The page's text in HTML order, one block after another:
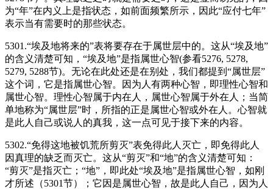
为“年”在内义上是指状态，如前面频繁所示，因此“应付七年”
表示当有需要时的那些状态。
5301.“埃及地将来的”表将要存在于属世层中的。这从“埃及地”
的含义清楚可知，“埃及地”是指属世心智(参看5276, 5278,
5279, 5288节)。无论在此处还是在别处，我们都提到“属世层”
这个词，它是指属世心智。因为人有两种心智，即理性心智和
属世心智。理性心智属于内在人，属世心智属于外在人；当简
单地称为“属世层”时，所指的正是属世心智或外在人。心智就
是此人自己或说人的真我，这一点可见于接下来的内容。
5302.“免得这地被饥荒所剪灭”表免得此人灭亡，即免得此人
因真理的缺乏而灭亡。这从“剪灭”和“地”的含义清楚可知：
“剪灭”是指灭亡；“地”，即此处“埃及地”是指属世心智，如刚
才所述（5301节）；它因是属世心智，故是此人自己，因为人